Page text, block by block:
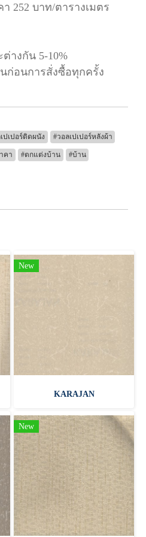
252 บาท/ตารางเมตร
างกัน 5-10%
ก่อนการสั่งซื้อทุกครั้ง
ปเปอร์ติดผนัง #วอลเปเปอร์หลังผ้า
คา #ตกแต่งบ้าน #บ้าน
New
KARAJAN
New